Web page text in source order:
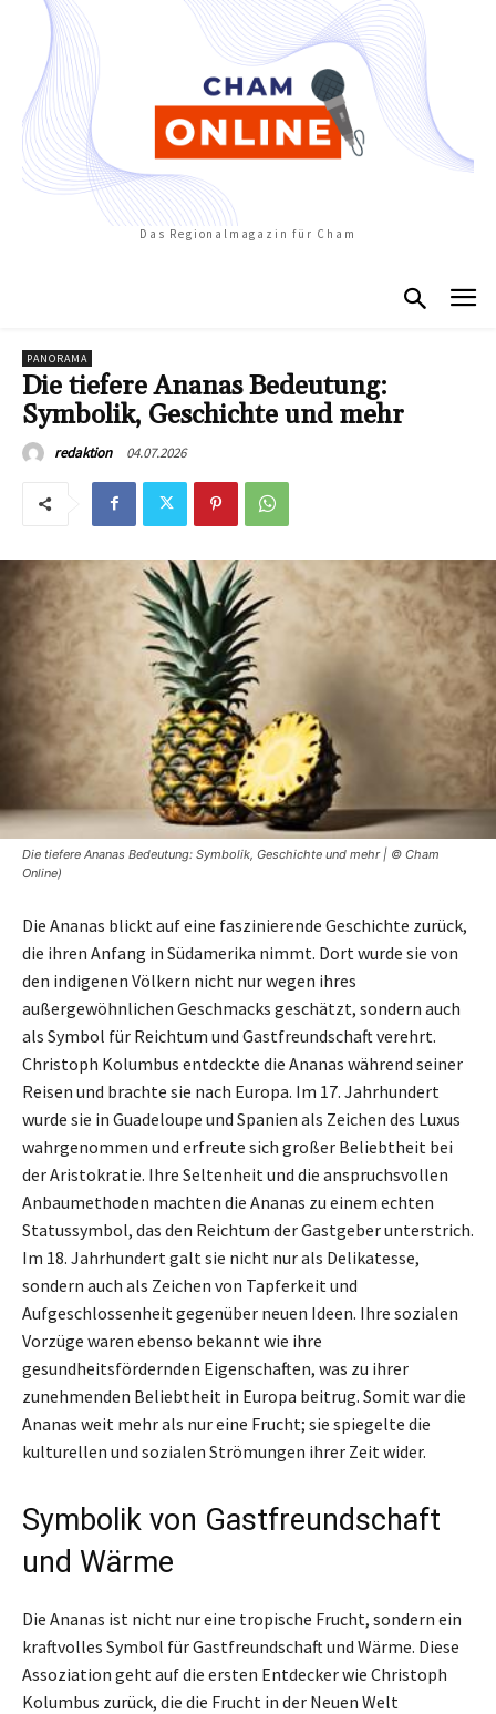
Das Regionalmagazin für Cham
PANORAMA
Die tiefere Ananas Bedeutung:
Symbolik, Geschichte und mehr
redaktion 04.07.2026
Die tiefere Ananas Bedeutung: Symbolik, Geschichte und mehr | © Cham
Online)
Die Ananas blickt auf eine faszinierende Geschichte zurück,
die ihren Anfang in Südamerika nimmt. Dort wurde sie von
den indigenen Völkern nicht nur wegen ihres
außergewöhnlichen Geschmacks geschätzt, sondern auch
als Symbol für Reichtum und Gastfreundschaft verehrt.
Christoph Kolumbus entdeckte die Ananas während seiner
Reisen und brachte sie nach Europa. Im 17. Jahrhundert
wurde sie in Guadeloupe und Spanien als Zeichen des Luxus
wahrgenommen und erfreute sich großer Beliebtheit bei
der Aristokratie. Ihre Seltenheit und die anspruchsvollen
Anbaumethoden machten die Ananas zu einem echten
Statussymbol, das den Reichtum der Gastgeber unterstrich.
Im 18. Jahrhundert galt sie nicht nur als Delikatesse,
sondern auch als Zeichen von Tapferkeit und
Aufgeschlossenheit gegenüber neuen Ideen. Ihre sozialen
Vorzüge waren ebenso bekannt wie ihre
gesundheitsfördernden Eigenschaften, was zu ihrer
zunehmenden Beliebtheit in Europa beitrug. Somit war die
Ananas weit mehr als nur eine Frucht; sie spiegelte die
kulturellen und sozialen Strömungen ihrer Zeit wider.
Symbolik von Gastfreundschaft
und Wärme
Die Ananas ist nicht nur eine tropische Frucht, sondern ein
kraftvolles Symbol für Gastfreundschaft und Wärme. Diese
Assoziation geht auf die ersten Entdecker wie Christoph
Kolumbus zurück, die die Frucht in der Neuen Welt